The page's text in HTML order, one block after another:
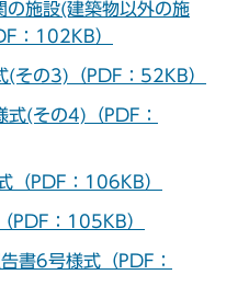
の施設(建築物以外の施
：102KB）
(その3)（PDF：52KB）
(その4)（PDF：
（PDF：106KB）
PDF：105KB）
書6号様式（PDF：